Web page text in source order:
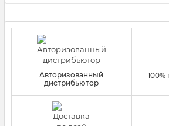
Авторизованный
дистрибьютор
100%